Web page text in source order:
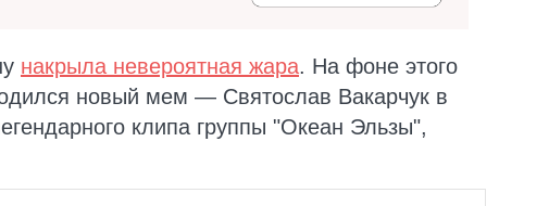
накрыла невероятная жара. На фоне этого
новый мем — Святослав Вакарчук в
клипа группы "Океан Эльзы",